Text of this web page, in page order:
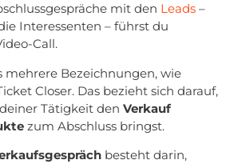
mit den Leads –
Interessenten – führst du
Call.
mehrere Bezeichnungen, wie
Closer. Das bezieht sich darauf,
Tätigkeit den Verkauf
zum Abschluss bringst.
besteht darin,